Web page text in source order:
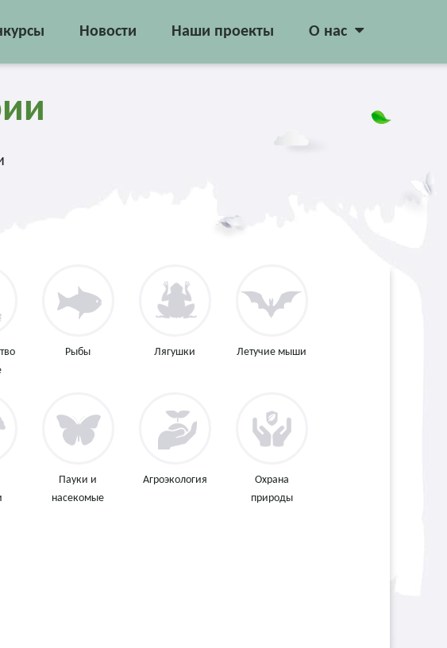
Новости Наши проекты О нас
Рыбы Лягушки Летучие мыши
Пауки и
насекомые
Агроэкология
Охрана
природы